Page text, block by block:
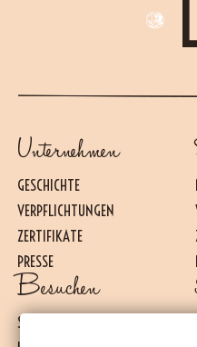
Unternehmen
GESCHICHTE
VERPFLICHTUNGEN
ZERTIFIKATE
PRESSE
Besuchen
SHOP IN PHNOM PENH
Essential
DIESE COOKIES SIND FÜR DAS
ERFORDERLICH. SIE KÖNNEN NICHT